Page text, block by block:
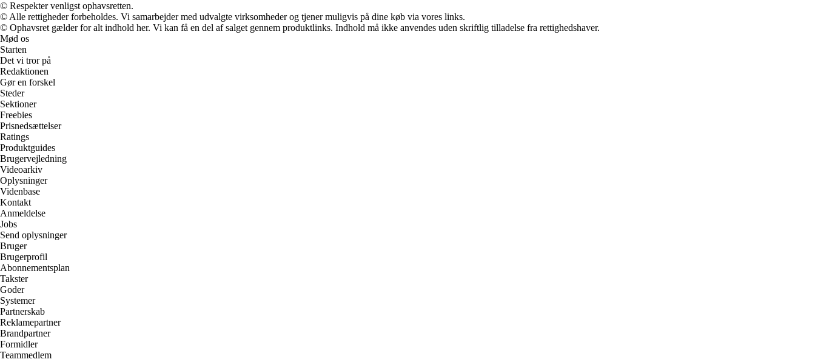
© Respekter venligst ophavsretten.
© Alle rettigheder forbeholdes. Vi samarbejder med udvalgte virksomheder og tjener muligvis på dine køb via vores links.
© Ophavsret gælder for alt indhold her. Vi kan få en del af salget gennem produktlinks. Indhold må ikke anvendes uden skriftlig tilladelse fra rettighedshaver.
Mød os
Starten
Det vi tror på
Redaktionen
Gør en forskel
Steder
Sektioner
Freebies
Prisnedsættelser
Ratings
Produktguides
Brugervejledning
Videoarkiv
Oplysninger
Videnbase
Kontakt
Anmeldelse
Jobs
Send oplysninger
Bruger
Brugerprofil
Abonnementsplan
Takster
Goder
Systemer
Partnerskab
Reklamepartner
Brandpartner
Formidler
Teammedlem